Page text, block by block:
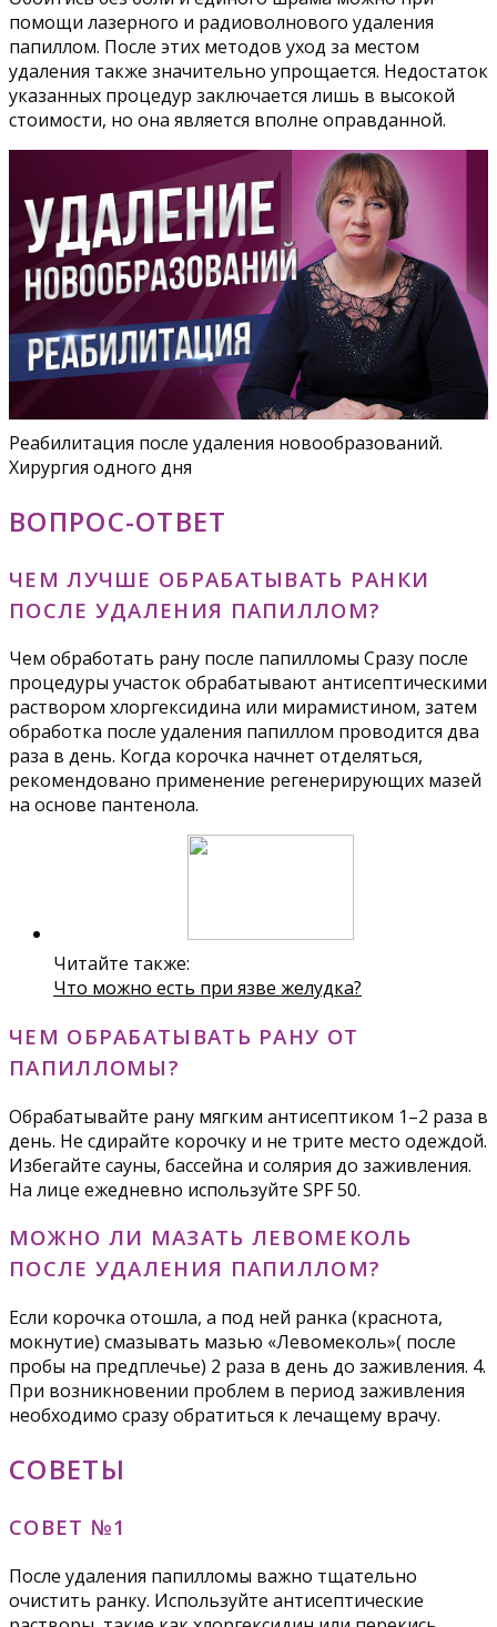
помощи лазерного и радиоволнового удаления
папиллом. После этих методов уход за местом
удаления также значительно упрощается. Недостаток
указанных процедур заключается лишь в высокой
стоимости, но она является вполне оправданной.
Реабилитация после удаления новообразований.
Хирургия одного дня
ВОПРОС-ОТВЕТ
ЧЕМ ЛУЧШЕ ОБРАБАТЫВАТЬ РАНКИ
ПОСЛЕ УДАЛЕНИЯ ПАПИЛЛОМ?
Чем обработать рану после папилломы Сразу после
процедуры участок обрабатывают антисептическими
раствором хлоргексидина или мирамистином, затем
обработка после удаления папиллом проводится два
раза в день. Когда корочка начнет отделяться,
рекомендовано применение регенерирующих мазей
на основе пантенола.
Читайте также:
Что можно есть при язве желудка?
ЧЕМ ОБРАБАТЫВАТЬ РАНУ ОТ
ПАПИЛЛОМЫ?
Обрабатывайте рану мягким антисептиком 1–2 раза в
день. Не сдирайте корочку и не трите место одеждой.
Избегайте сауны, бассейна и солярия до заживления.
На лице ежедневно используйте SPF 50.
МОЖНО ЛИ МАЗАТЬ ЛЕВОМЕКОЛЬ
ПОСЛЕ УДАЛЕНИЯ ПАПИЛЛОМ?
Если корочка отошла, а под ней ранка (краснота,
мокнутие) смазывать мазью «Левомеколь»( после
пробы на предплечье) 2 раза в день до заживления. 4.
При возникновении проблем в период заживления
необходимо сразу обратиться к лечащему врачу.
СОВЕТЫ
СОВЕТ №1
После удаления папилломы важно тщательно
очистить ранку. Используйте антисептические